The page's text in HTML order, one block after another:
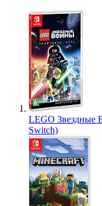
LEGO Звездные
Switch)